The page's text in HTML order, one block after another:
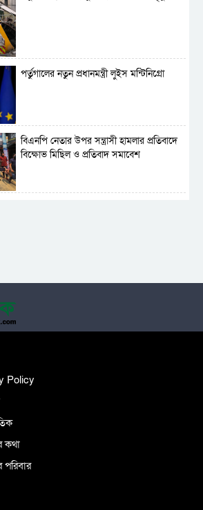
পর্তুগালের নতুন প্রধানমন্ত্রী লুইস মন্টিনিগ্রো
বিএনপি নেতার উপর সন্ত্রাসী হামলার প্রতিবাদে
বিক্ষোভ মিছিল ও প্রতিবাদ সমাবেশ
Policy
কথা